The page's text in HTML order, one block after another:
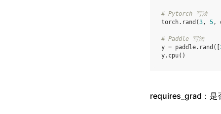
# Pytorch 写法
torch. rand (3, 5,
# Paddle 写法
y = paddle. rand ([
y. cpu()
requires_grad：是